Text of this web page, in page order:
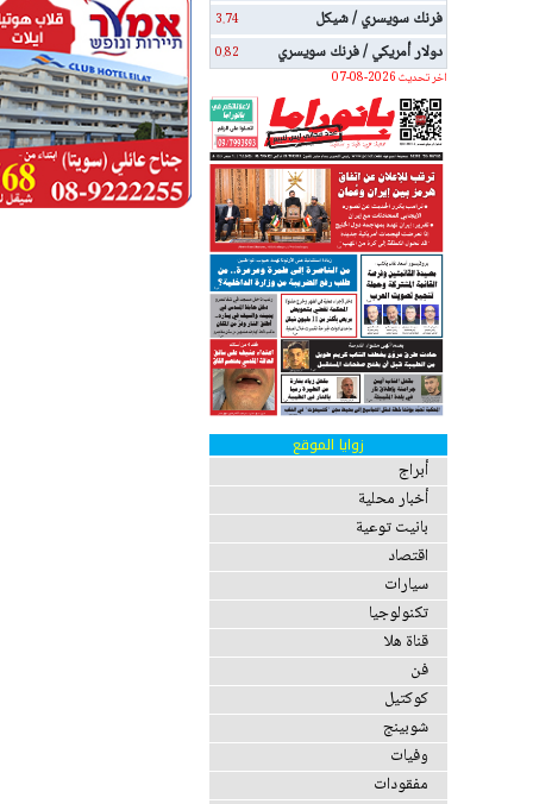
فرنك سويسري / شيكل 3.74
دولار أمريكي / فرنك سويسري
0.82
اخر تحديث 2026-08-07
زوايا الموقع
أبراج
أخبار محلية
بانيت توعية
اقتصاد
سيارات
تكنولوجيا
قناة هلا
فن
كوكتيل
شوبينج
وفيات
مفقودات